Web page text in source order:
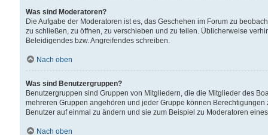
Was sind Moderatoren?
Die Aufgabe der Moderatoren ist es, das Geschehen im Forum zu
zu schließen, zu öffnen, zu verschieben und zu teilen. Üblicherweise
Beleidigendes bzw. Angreifendes schreiben.
Nach oben
Was sind Benutzergruppen?
Benutzergruppen sind Gruppen von Mitgliedern, die die Mitglieder des
mehreren Gruppen angehören und jeder Gruppe können
Benutzer auf einmal zu ändern und sie zum Beispiel zu Moderatoren
Nach oben